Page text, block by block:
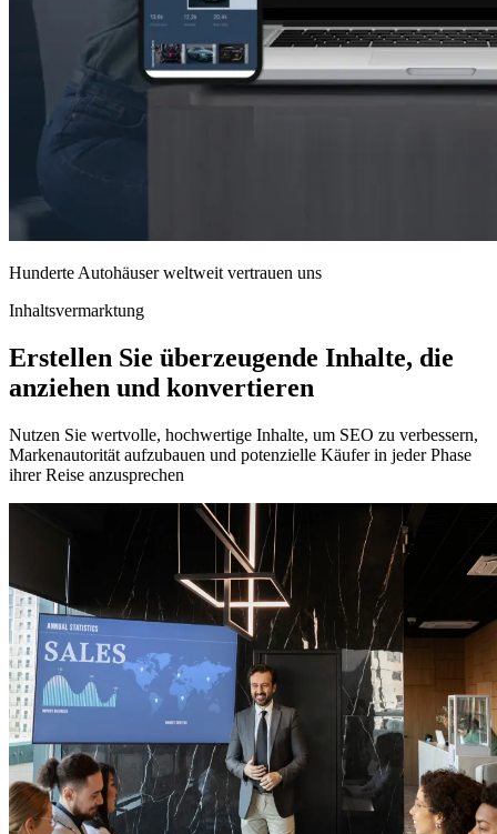
Hunderte Autohäuser weltweit vertrauen uns
Inhaltsvermarktung
Erstellen Sie überzeugende Inhalte, die
anziehen und konvertieren
Nutzen Sie wertvolle, hochwertige Inhalte, um SEO zu verbessern,
Markenautorität aufzubauen und potenzielle Käufer in jeder Phase
ihrer Reise anzusprechen